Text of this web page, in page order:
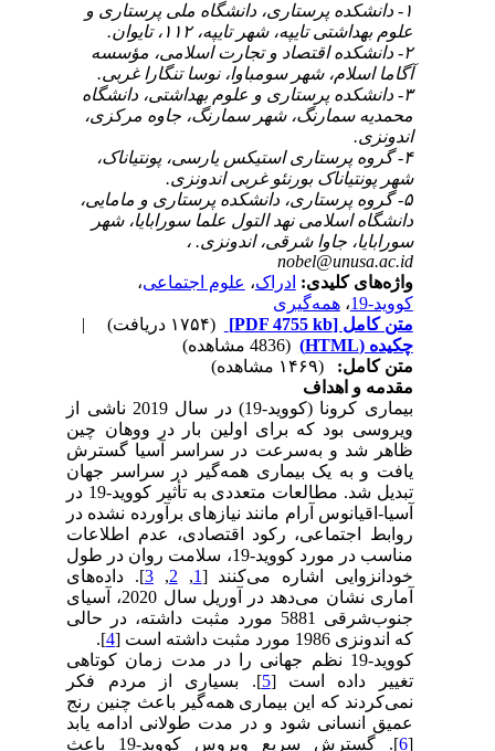
۱- دانشکده پرستاری، دانشگاه ملی پرستاری و
علوم بهداشتی تایپه، شهر تایپه، ۱۱۲، تایوان.
۲- دانشکده اقتصاد و تجارت اسلامی، مؤسسه
آگاما اسلام، شهر سومباوا، نوسا تنگارا غربی.
۳- دانشکده پرستاری و علوم بهداشتی، دانشگاه
محمدیه سمارنگ، شهر سمارنگ، جاوه مرکزی،
اندونزی.
۴- گروه پرستاری استیکس یارسی، پونتیاناک،
شهر پونتیاناک بورنئو غربی اندونزی.
۵- گروه پرستاری، دانشکده پرستاری و مامایی،
دانشگاه اسلامی نهد التول علما سورابایا، شهر
سورابایا، جاوا شرقی، اندونزی. ،
nobel@unusa.ac.id
واژه‌های کلیدی:ادراک،علوم اجتماعی،
کووید-19
،همه‌گیری
متن کامل[PDF 4755 kb]
|
چکیده (HTML)
(4836 مشاهده)
متن کامل:
مقدمه و اهداف
بیماری کرونا (کووید-19) در سال 2019 ناشی از
ویروسی بود که برای اولین بار در ووهان چین
ظاهر شد و به‌سرعت در سراسر آسیا گسترش
یافت و به یک بیماری همه‌گیر در سراسر جهان
تبدیل شد. مطالعات متعددی به تأثیر کووید-19 در
آسیا‌-‌اقیانوس آرام مانند نیازهای برآورده نشده در
روابط اجتماعی، رکود اقتصادی، عدم اطلاعات
مناسب در مورد کووید-19، سلامت روان در طول
خودانزوایی اشاره می‌کنند [ 1
,
2
,
3
]. داده‌های
آماری نشان می‌دهد در آوریل سال 2020، آسیای
جنوب‌شرقی 5881 مورد مثبت داشته، در حالی
که اندونزی 1986 مورد مثبت داشته است [
4
].
کووید-19 نظم جهانی را در مدت زمان کوتاهی
تغییر داده است [
5]. بسیاری از مردم فکر
نمی‌کردند که این بیماری همه‌گیر باعث چنین رنج
عمیق انسانی شود و در مدت طولانی ادامه یابد
6
]. گسترش سریع ویروس کووید-19 باعث